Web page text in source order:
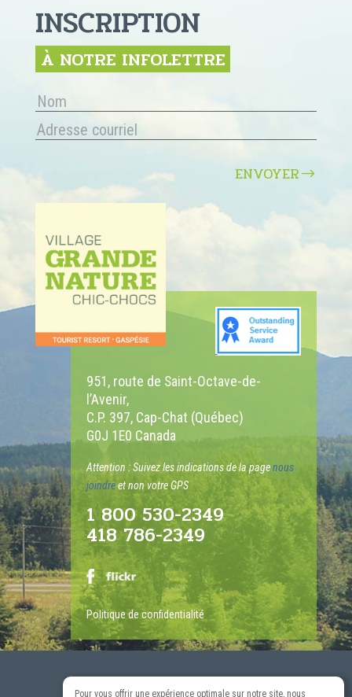
INSCRIPTION
À NOTRE INFOLETTRE
ENVOYER
951, route de Saint-Octave-de-
l’Avenir,
C.P. 397, Cap-Chat (Québec)
G0J 1E0 Canada
Attention : Suivez les indications de la pagenous
joindreet non votre GPS
1 800 530-2349
418 786-2349
Politique de confidentialité
Pour vous offrir une expérience optimale sur notre site, nous